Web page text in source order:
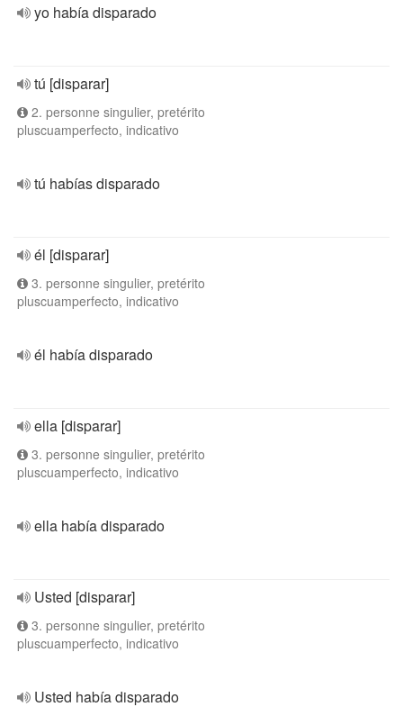
yo había disparado
tú [disparar]
2. personne singulier, pretérito
pluscuamperfecto, indicativo
tú habías disparado
él [disparar]
3. personne singulier, pretérito
pluscuamperfecto, indicativo
él había disparado
ella [disparar]
3. personne singulier, pretérito
pluscuamperfecto, indicativo
ella había disparado
Usted [disparar]
3. personne singulier, pretérito
pluscuamperfecto, indicativo
Usted había disparado